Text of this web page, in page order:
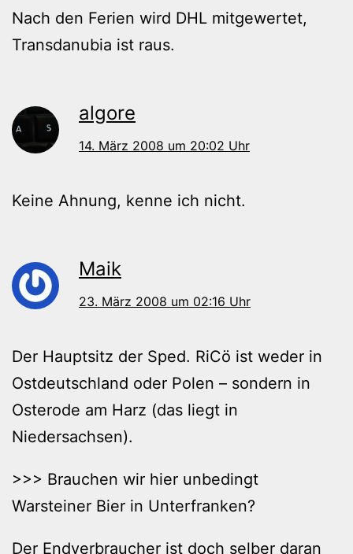
Nach den Ferien wird DHL mitgewertet,
Transdanubia ist raus.
algore
14. März 2008 um 20:02 Uhr
Keine Ahnung, kenne ich nicht.
Maik
23. März 2008 um 02:16 Uhr
Der Hauptsitz der Sped. RiCö ist weder in
Ostdeutschland oder Polen – sondern in
Osterode am Harz (das liegt in
Niedersachsen).
>>> Brauchen wir hier unbedingt
Warsteiner Bier in Unterfranken?
Der Endverbraucher ist doch selber daran